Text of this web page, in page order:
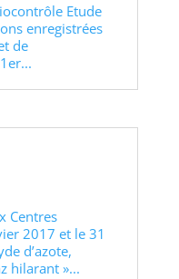
Etude
enregistrées
de
Centres
2017 et le 31
d’azote,
hilarant »...